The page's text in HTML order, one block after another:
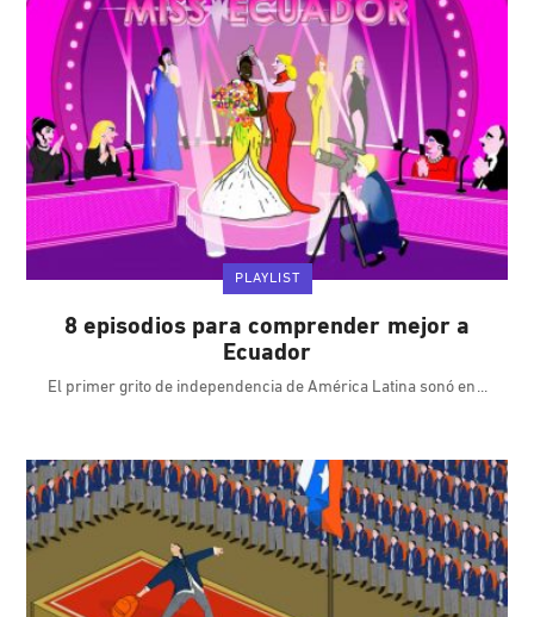
PLAYLIST
8 episodios para comprender mejor a
Ecuador
El primer grito de independencia de América Latina sonó en